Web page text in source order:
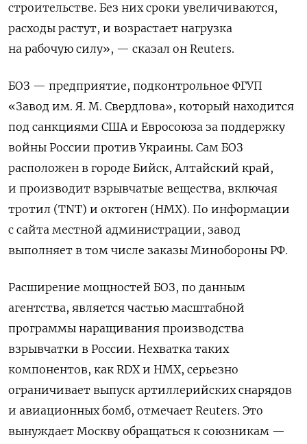
строительстве. Без них сроки увеличиваются,
расходы растут, и возрастает нагрузка
на рабочую силу», — сказал он Reuters.
БОЗ — предприятие, подконтрольное ФГУП
«Завод им. Я. М. Свердлова», который находится
под санкциями США и Евросоюза за поддержку
войны России против Украины. Сам БОЗ
расположен в городе Бийск, Алтайский край,
и производит взрывчатые вещества, включая
тротил (TNT) и октоген (HMX). По информации
с сайта местной администрации, завод
выполняет в том числе заказы Минобороны РФ.
Расширение мощностей БОЗ, по данным
агентства, является частью масштабной
программы наращивания производства
взрывчатки в России. Нехватка таких
компонентов, как RDX и HMX, серьезно
ограничивает выпуск артиллерийских снарядов
и авиационных бомб, отмечает Reuters. Это
вынуждает Москву обращаться к союзникам —